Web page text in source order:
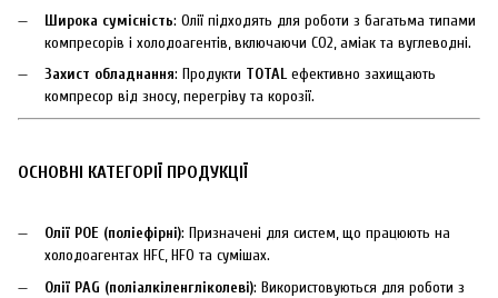
Широка сумісність: Олії підходять для роботи з багатьма типами
компресорів і холодоагентів, включаючи CO2, аміак та вуглеводні.
Захист обладнання: Продукти TOTALефективно захищають
компресор від зносу, перегріву та корозії.
ОСНОВНІ КАТЕГОРІЇ ПРОДУКЦІЇ
Олії POE (поліефірні): Призначені для систем, що працюють на
холодоагентах HFC, HFO та сумішах.
Олії PAG (поліалкіленгліколеві): Використовуються для роботи з